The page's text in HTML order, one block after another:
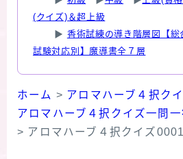
(クイズ)＆超上級
▶ 香術試練の導き階層図【
試験対応別】魔導書全７層
ホーム > アロマハーブ４択ク
アロマハーブ４択クイズ一問
> アロマハーブ４択クイズ